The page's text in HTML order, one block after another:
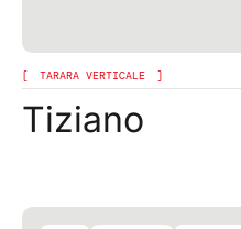
TARARA VERTICALE
Tiziano